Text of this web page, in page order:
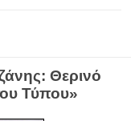
Θερινό
Τύπου»